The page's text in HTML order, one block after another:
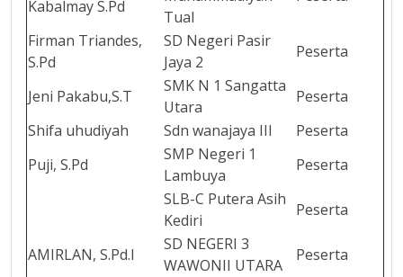
Kabalmay S.Pd
Tual
Firman Triandes,
S.Pd
SD Negeri Pasir
Jaya 2
Peserta
Jeni Pakabu,S.T
SMK N 1 Sangatta
Utara
Peserta
Shifa uhudiyah
Sdn wanajaya III
Peserta
Puji, S.Pd
SMP Negeri 1
Lambuya
Peserta
SLB-C Putera Asih
Kediri
Peserta
AMIRLAN, S.Pd.I
SD NEGERI 3
WAWONII UTARA
Peserta